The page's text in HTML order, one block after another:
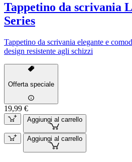
Tappetino da scrivania
Series
Tappetino da scrivania elegante e
design resistente agli schizzi
Offerta speciale
19,99 €
Aggiungi al carrello
Aggiungi al carrello